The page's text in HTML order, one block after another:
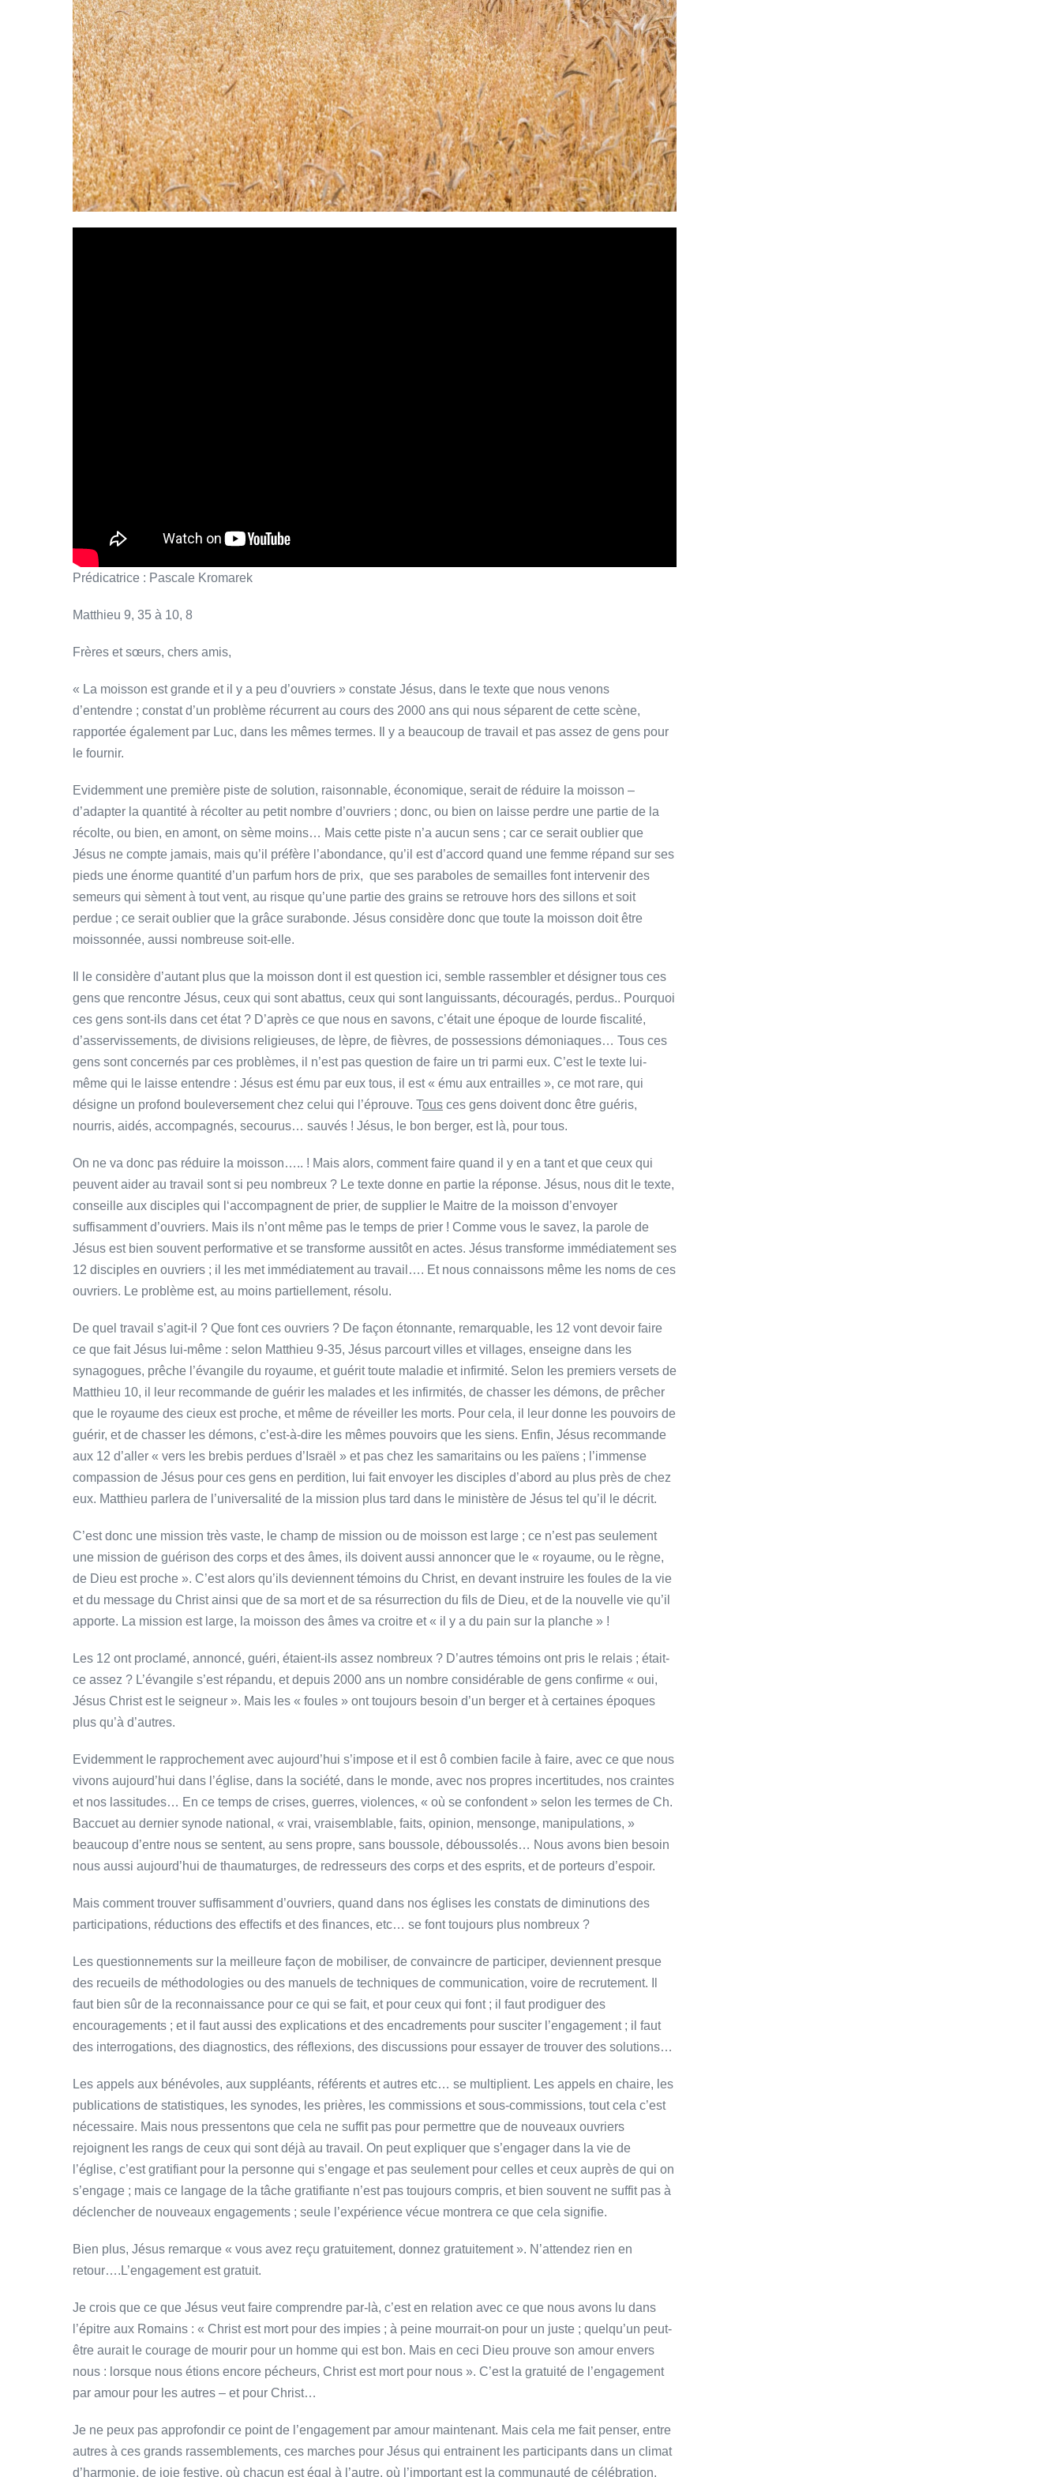
Prédicatrice : Pascale Kromarek
Matthieu 9, 35 à 10, 8
Frères et sœurs, chers amis,
« La moisson est grande et il y a peu d’ouvriers » constate Jésus, dans le texte que nous venons
d’entendre ; constat d’un problème récurrent au cours des 2000 ans qui nous séparent de cette scène,
rapportée également par Luc, dans les mêmes termes. Il y a beaucoup de travail et pas assez de gens pour
le fournir.
Evidemment une première piste de solution, raisonnable, économique, serait de réduire la moisson –
d’adapter la quantité à récolter au petit nombre d’ouvriers ; donc, ou bien on laisse perdre une partie de la
récolte, ou bien, en amont, on sème moins… Mais cette piste n’a aucun sens ; car ce serait oublier que
Jésus ne compte jamais, mais qu’il préfère l’abondance, qu’il est d’accord quand une femme répand sur ses
pieds une énorme quantité d’un parfum hors de prix, que ses paraboles de semailles font intervenir des
semeurs qui sèment à tout vent, au risque qu’une partie des grains se retrouve hors des sillons et soit
perdue ; ce serait oublier que la grâce surabonde. Jésus considère donc que toute la moisson doit être
moissonnée, aussi nombreuse soit-elle.
Il le considère d’autant plus que la moisson dont il est question ici, semble rassembler et désigner tous ces
gens que rencontre Jésus, ceux qui sont abattus, ceux qui sont languissants, découragés, perdus.. Pourquoi
ces gens sont-ils dans cet état ? D’après ce que nous en savons, c’était une époque de lourde fiscalité,
d’asservissements, de divisions religieuses, de lèpre, de fièvres, de possessions démoniaques… Tous ces
gens sont concernés par ces problèmes, il n’est pas question de faire un tri parmi eux. C’est le texte lui-
même qui le laisse entendre : Jésus est ému par eux tous, il est « ému aux entrailles », ce mot rare, qui
désigne un profond bouleversement chez celui qui l’éprouve. Tous ces gens doivent donc être guéris,
nourris, aidés, accompagnés, secourus… sauvés ! Jésus, le bon berger, est là, pour tous.
On ne va donc pas réduire la moisson….. ! Mais alors, comment faire quand il y en a tant et que ceux qui
peuvent aider au travail sont si peu nombreux ? Le texte donne en partie la réponse. Jésus, nous dit le texte,
conseille aux disciples qui l‘accompagnent de prier, de supplier le Maitre de la moisson d’envoyer
suffisamment d’ouvriers. Mais ils n’ont même pas le temps de prier ! Comme vous le savez, la parole de
Jésus est bien souvent performative et se transforme aussitôt en actes. Jésus transforme immédiatement ses
12 disciples en ouvriers ; il les met immédiatement au travail…. Et nous connaissons même les noms de ces
ouvriers. Le problème est, au moins partiellement, résolu.
De quel travail s’agit-il ? Que font ces ouvriers ? De façon étonnante, remarquable, les 12 vont devoir faire
ce que fait Jésus lui-même : selon Matthieu 9-35, Jésus parcourt villes et villages, enseigne dans les
synagogues, prêche l’évangile du royaume, et guérit toute maladie et infirmité. Selon les premiers versets de
Matthieu 10, il leur recommande de guérir les malades et les infirmités, de chasser les démons, de prêcher
que le royaume des cieux est proche, et même de réveiller les morts. Pour cela, il leur donne les pouvoirs de
guérir, et de chasser les démons, c’est-à-dire les mêmes pouvoirs que les siens. Enfin, Jésus recommande
aux 12 d’aller « vers les brebis perdues d’Israël » et pas chez les samaritains ou les païens ; l’immense
compassion de Jésus pour ces gens en perdition, lui fait envoyer les disciples d’abord au plus près de chez
eux. Matthieu parlera de l’universalité de la mission plus tard dans le ministère de Jésus tel qu’il le décrit.
C’est donc une mission très vaste, le champ de mission ou de moisson est large ; ce n’est pas seulement
une mission de guérison des corps et des âmes, ils doivent aussi annoncer que le « royaume, ou le règne,
de Dieu est proche ». C’est alors qu’ils deviennent témoins du Christ, en devant instruire les foules de la vie
et du message du Christ ainsi que de sa mort et de sa résurrection du fils de Dieu, et de la nouvelle vie qu’il
apporte. La mission est large, la moisson des âmes va croitre et « il y a du pain sur la planche » !
Les 12 ont proclamé, annoncé, guéri, étaient-ils assez nombreux ? D’autres témoins ont pris le relais ; était-
ce assez ? L’évangile s’est répandu, et depuis 2000 ans un nombre considérable de gens confirme « oui,
Jésus Christ est le seigneur ». Mais les « foules » ont toujours besoin d’un berger et à certaines époques
plus qu’à d’autres.
Evidemment le rapprochement avec aujourd’hui s’impose et il est ô combien facile à faire, avec ce que nous
vivons aujourd’hui dans l’église, dans la société, dans le monde, avec nos propres incertitudes, nos craintes
et nos lassitudes… En ce temps de crises, guerres, violences, « où se confondent » selon les termes de Ch.
Baccuet au dernier synode national, « vrai, vraisemblable, faits, opinion, mensonge, manipulations, »
beaucoup d’entre nous se sentent, au sens propre, sans boussole, déboussolés… Nous avons bien besoin
nous aussi aujourd’hui de thaumaturges, de redresseurs des corps et des esprits, et de porteurs d’espoir.
Mais comment trouver suffisamment d’ouvriers, quand dans nos églises les constats de diminutions des
participations, réductions des effectifs et des finances, etc… se font toujours plus nombreux ?
Les questionnements sur la meilleure façon de mobiliser, de convaincre de participer, deviennent presque
des recueils de méthodologies ou des manuels de techniques de communication, voire de recrutement. Il
faut bien sûr de la reconnaissance pour ce qui se fait, et pour ceux qui font ; il faut prodiguer des
encouragements ; et il faut aussi des explications et des encadrements pour susciter l’engagement ; il faut
des interrogations, des diagnostics, des réflexions, des discussions pour essayer de trouver des solutions…
Les appels aux bénévoles, aux suppléants, référents et autres etc… se multiplient. Les appels en chaire, les
publications de statistiques, les synodes, les prières, les commissions et sous-commissions, tout cela c’est
nécessaire. Mais nous pressentons que cela ne suffit pas pour permettre que de nouveaux ouvriers
rejoignent les rangs de ceux qui sont déjà au travail. On peut expliquer que s’engager dans la vie de
l’église, c’est gratifiant pour la personne qui s’engage et pas seulement pour celles et ceux auprès de qui on
s’engage ; mais ce langage de la tâche gratifiante n’est pas toujours compris, et bien souvent ne suffit pas à
déclencher de nouveaux engagements ; seule l’expérience vécue montrera ce que cela signifie.
Bien plus, Jésus remarque « vous avez reçu gratuitement, donnez gratuitement ». N’attendez rien en
retour….L’engagement est gratuit.
Je crois que ce que Jésus veut faire comprendre par-là, c’est en relation avec ce que nous avons lu dans
l’épitre aux Romains : « Christ est mort pour des impies ; à peine mourrait-on pour un juste ; quelqu’un peut-
être aurait le courage de mourir pour un homme qui est bon. Mais en ceci Dieu prouve son amour envers
nous : lorsque nous étions encore pécheurs, Christ est mort pour nous ». C’est la gratuité de l’engagement
par amour pour les autres – et pour Christ…
Je ne peux pas approfondir ce point de l’engagement par amour maintenant. Mais cela me fait penser, entre
autres à ces grands rassemblements, ces marches pour Jésus qui entrainent les participants dans un climat
d’harmonie, de joie festive, où chacun est égal à l’autre, où l’important est la communauté de célébration.